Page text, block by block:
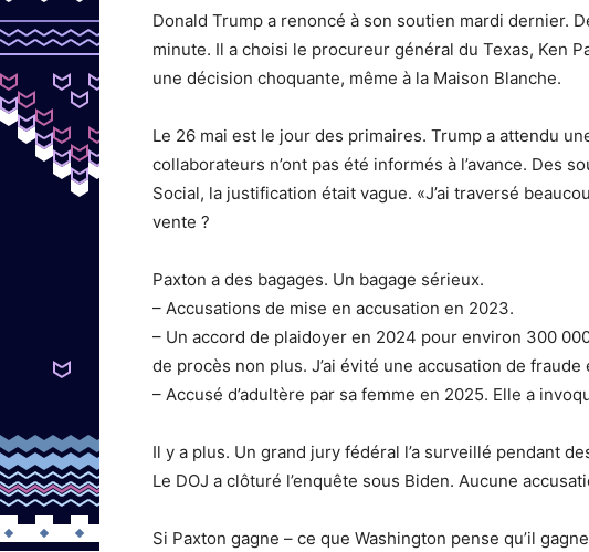
Donald Trump a renoncé à son soutien mardi dernier.
minute. Il a choisi le procureur général du Texas, Ken
une décision choquante, même à la Maison Blanche.
Le 26 mai est le jour des primaires. Trump a attendu
collaborateurs n’ont pas été informés à l’avance. Des
Social, la justification était vague. «J’ai traversé
vente ?
Paxton a des bagages. Un bagage sérieux.
– Accusations de mise en accusation en 2023.
– Un accord de plaidoyer en 2024 pour environ 300
de procès non plus. J’ai évité une accusation de
– Accusé d’adultère par sa femme en 2025. Elle a
Il y a plus. Un grand jury fédéral l’a surveillé pendant
Le DOJ a clôturé l’enquête sous Biden. Aucune
Si Paxton gagne – ce que Washington pense qu’il